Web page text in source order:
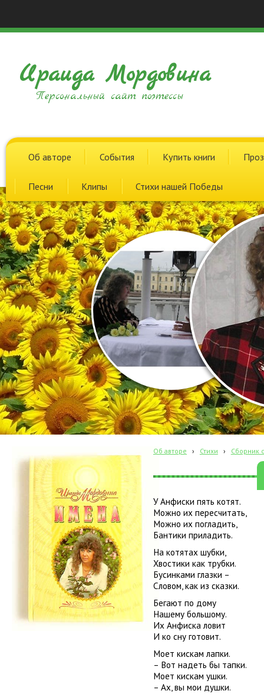
Ираида Мордовина
Персональный сайт поэтессы
Об авторе События Купить книги
Песни Клипы Стихи нашей Победы
Об авторе › Стихи › Сборник
У Анфиски пять котят.
Можно их пересчитать,
Можно их погладить,
Бантики приладить.
На котятах шубки,
Хвостики как трубки.
Бусинками глазки –
Словом, как из сказки.
Бегают по дому
Нашему большому.
Их Анфиска ловит
И ко сну готовит.
Моет кискам лапки.
– Вот надеть бы тапки.
Моет кискам ушки.
– Ах, вы мои душки.